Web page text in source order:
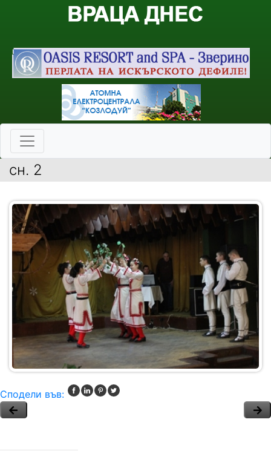
сн. 2
Сподели във: